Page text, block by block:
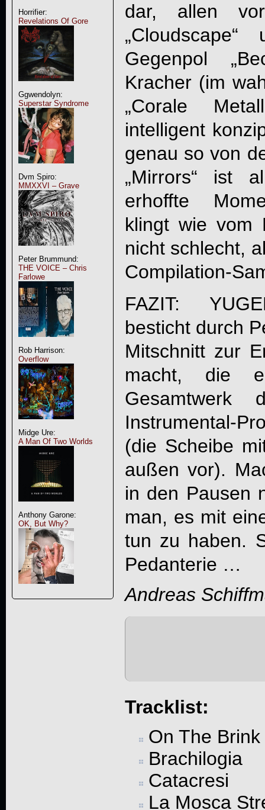
Horrifier:
Revelations Of Gore
Ggwendolyn:
Superstar Syndrome
Dvm Spiro:
MMXXVI – Grave
Peter Brummund:
THE VOICE – Chris
Farlowe
Rob Harrison:
Overflow
Midge Ure:
A Man Of Two Worlds
Anthony Garone:
OK, But Why?
dar, allen
Gegenpol
Kracher (im
„Corale
intelligent
genau so von
„Mirrors“ ist
erhoffte
klingt wie vom
nicht schlecht,
Compilation-
FAZIT:
besticht durch
Mitschnitt zur
macht, die
Gesamtwerk
Instrumental-
(die Scheibe
außen vor).
in den Pausen
man, es mit
tun zu haben.
Pedanterie …
Andreas
Tracklist:
On The Brink
Brachilogia
Catacresi
La Mosca